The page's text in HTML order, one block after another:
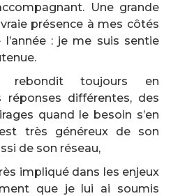
Une grande
présence à mes côtés
: je me suis sentie
rebondit toujours en
réponses différentes, des
quand le besoin s’en
très généreux de son
de son réseau,
impliqué dans les enjeux
que je lui ai soumis